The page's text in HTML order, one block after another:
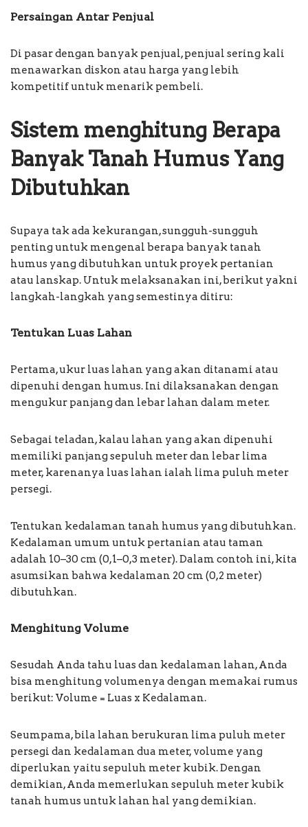
Persaingan Antar Penjual
Di pasar dengan banyak penjual, penjual sering kali
menawarkan diskon atau harga yang lebih
kompetitif untuk menarik pembeli.
Sistem menghitung Berapa
Banyak Tanah Humus Yang
Dibutuhkan
Supaya tak ada kekurangan, sungguh-sungguh
penting untuk mengenal berapa banyak tanah
humus yang dibutuhkan untuk proyek pertanian
atau lanskap. Untuk melaksanakan ini, berikut yakni
langkah-langkah yang semestinya ditiru:
Tentukan Luas Lahan
Pertama, ukur luas lahan yang akan ditanami atau
dipenuhi dengan humus. Ini dilaksanakan dengan
mengukur panjang dan lebar lahan dalam meter.
Sebagai teladan, kalau lahan yang akan dipenuhi
memiliki panjang sepuluh meter dan lebar lima
meter, karenanya luas lahan ialah lima puluh meter
persegi.
Tentukan kedalaman tanah humus yang dibutuhkan.
Kedalaman umum untuk pertanian atau taman
adalah 10–30 cm (0,1–0,3 meter). Dalam contoh ini, kita
asumsikan bahwa kedalaman 20 cm (0,2 meter)
dibutuhkan.
Menghitung Volume
Sesudah Anda tahu luas dan kedalaman lahan, Anda
bisa menghitung volumenya dengan memakai rumus
berikut: Volume = Luas x Kedalaman.
Seumpama, bila lahan berukuran lima puluh meter
persegi dan kedalaman dua meter, volume yang
diperlukan yaitu sepuluh meter kubik. Dengan
demikian, Anda memerlukan sepuluh meter kubik
tanah humus untuk lahan hal yang demikian.